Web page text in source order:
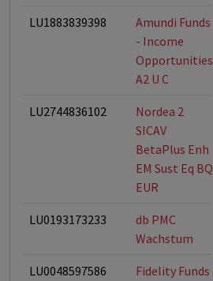
LU1883839398
Amundi Funds
- Income
Opportunities
A2 U C
LU2744836102
Nordea 2
SICAV
BetaPlus Enh
EM Sust Eq BQ
EUR
LU0193173233
db PMC
Wachstum
LU0048597586
Fidelity Funds